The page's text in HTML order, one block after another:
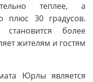
теплее, а
плюс 30 градусов.
более
жителям и гостям
Юрлы является